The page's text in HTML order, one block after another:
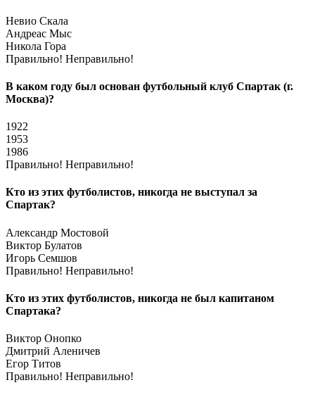
Невио Скала
Андреас Мыс
Никола Гора
Правильно! Неправильно!
В каком году был основан футбольный клуб Спартак (г.
Москва)?
1922
1953
1986
Правильно! Неправильно!
Кто из этих футболистов, никогда не выступал за
Спартак?
Александр Мостовой
Виктор Булатов
Игорь Семшов
Правильно! Неправильно!
Кто из этих футболистов, никогда не был капитаном
Спартака?
Виктор Онопко
Дмитрий Аленичев
Егор Титов
Правильно! Неправильно!